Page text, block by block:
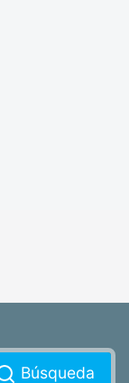
Búsqueda